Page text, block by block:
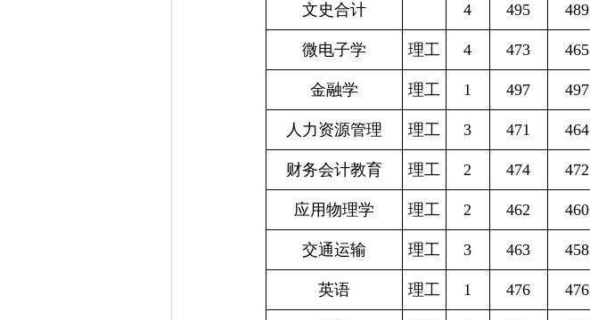
文史合计 4 495 489
微电子学 理工 4 473 465
金融学 理工 1 497 497
人力资源管理 理工 3 471 464
财务会计教育 理工 2 474 472
应用物理学 理工 2 462 460
交通运输 理工 3 463 458
英语 理工 1 476 476